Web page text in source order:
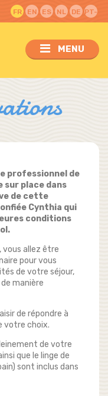
FR EN ES NL DE PT-
MENU
professionnel de
sur place dans
de cette
Cynthia qui
conditions
vous allez être
pour vous
de votre séjour,
manière
de répondre à
votre choix.
de votre
que le linge de
sont inclus dans